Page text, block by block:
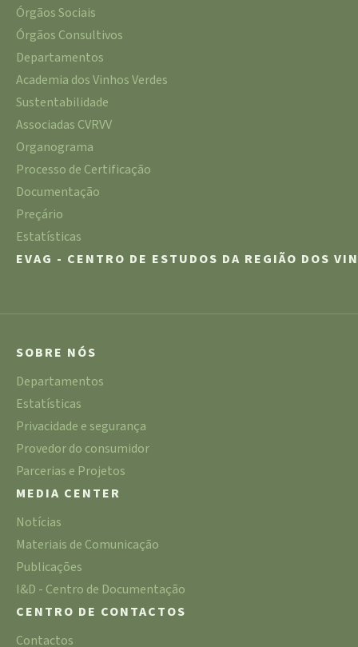
Órgãos Sociais
Órgãos Consultivos
Departamentos
Academia dos Vinhos Verdes
Sustentabilidade
Associadas CVRVV
Organograma
Processo de Certificação
Documentação
Preçário
Estatísticas
EVAG - CENTRO DE ESTUDOS DA REGIÃO DOS
SOBRE NÓS
Departamentos
Estatísticas
Privacidade e segurança
Provedor do consumidor
Parcerias e Projetos
MEDIA CENTER
Notícias
Materiais de Comunicação
Publicações
I&D - Centro de Documentação
CENTRO DE CONTACTOS
Contactos